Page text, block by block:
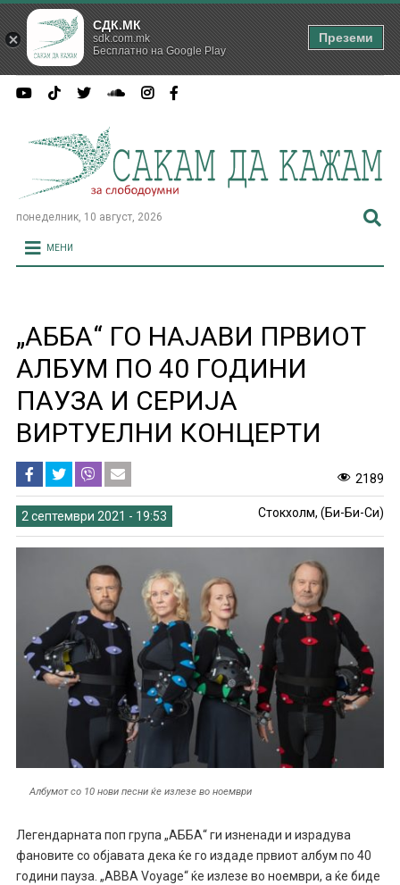
понеделник, 10 август, 2026
МЕНИ
„АББА“ ГО НАЈАВИ ПРВИОТ
АЛБУМ ПО 40 ГОДИНИ
ПАУЗА И СЕРИЈА
ВИРТУЕЛНИ КОНЦЕРТИ
2189
2 септември 2021 - 19:53 Стокхолм, (Би-Би-Си)
Албумот со 10 нови песни ќе излезе во ноември
Легендарната поп група „АББА“ ги изненади и израдува
фановите со објавата дека ќе го издаде првиот албум по 40
години пауза. „ABBA Voyage“ ќе излезе во ноември, а ќе биде
СДК.МК
sdk.com.mk
Бесплатно на Google Play
Преземи